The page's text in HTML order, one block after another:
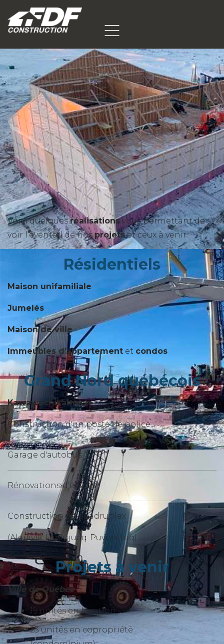
Voici quelquesréalisationsvous permettant de
voir l’éventail de nosprojetset ceux à venir
Résidentiels
Maison unifamiliale
Jumelés
Maison de ville
Immeubles d’appartement et condos
Grand Nord québécois
Kawawachikamach
Construction d'un poste de police
Garage d'autobus
Rénovations d'écoles
Construction de quadruplex
(Akulivik-Umiujuaq-Puvirnituq)
Projets à venir
Ville de Québec
19 unités en location
23 unités en copropriété